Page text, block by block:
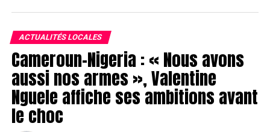
ACTUALITÉS LOCALES
Cameroun–Nigeria : « Nous avons
aussi nos armes », Valentine
Nguele affiche ses ambitions avant
le choc